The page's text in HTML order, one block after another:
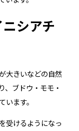
シアチ
大きいなどの自然
、ブドウ・モモ・
ます。
受けるようになっ